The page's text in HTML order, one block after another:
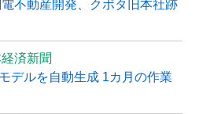
不動産開発、クボタ旧本社跡
経済新聞
デルを自動生成 1カ月の作業